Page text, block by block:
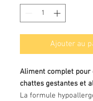
Ajouter au
Aliment complet pour
chattes gestantes et
La formule